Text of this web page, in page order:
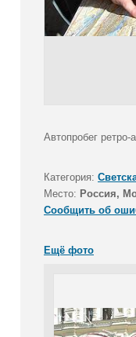
Автопробег
Категория:
Место: Россия,
Сообщить об
Ещё фото